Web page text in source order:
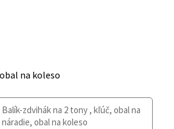
na koleso
Balík-zdvihák na 2 tony , kľúč, obal na
náradie, obal na koleso